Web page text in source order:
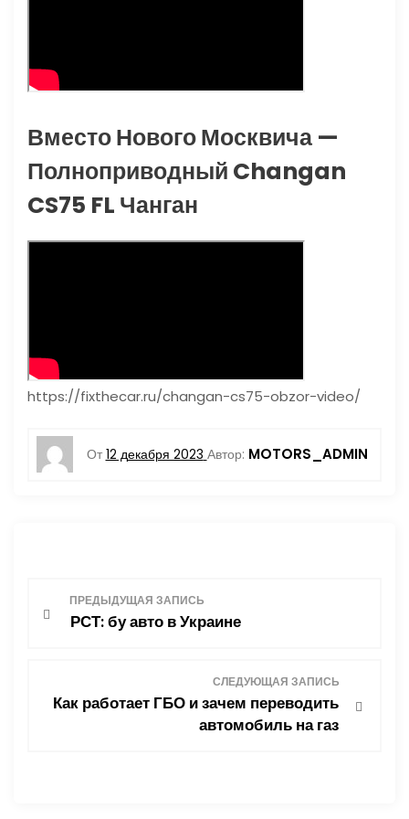
Вместо Нового Москвича —
Полноприводный Changan
CS75 FL Чанган
https://fixthecar.ru/changan-cs75-obzor-video/
От 12 декабря 2023 Автор: MOTORS_ADMIN
ПРЕДЫДУЩАЯ ЗАПИСЬ
РСТ: бу авто в Украине
СЛЕДУЮЩАЯ ЗАПИСЬ
Как работает ГБО и зачем переводить
автомобиль на газ